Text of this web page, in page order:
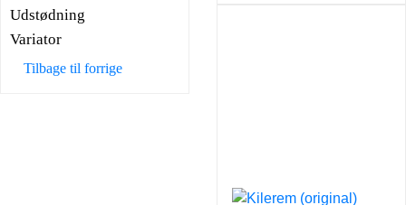
Udstødning
Variator
Tilbage til forrige